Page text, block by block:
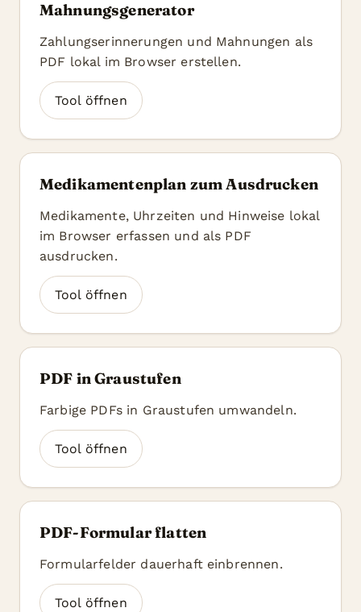
Mahnungsgenerator
Zahlungserinnerungen und Mahnungen als
PDF lokal im Browser erstellen.
Tool öffnen
Medikamentenplan zum Ausdrucken
Medikamente, Uhrzeiten und Hinweise lokal
im Browser erfassen und als PDF
ausdrucken.
Tool öffnen
PDF in Graustufen
Farbige PDFs in Graustufen umwandeln.
Tool öffnen
PDF-Formular flatten
Formularfelder dauerhaft einbrennen.
Tool öffnen